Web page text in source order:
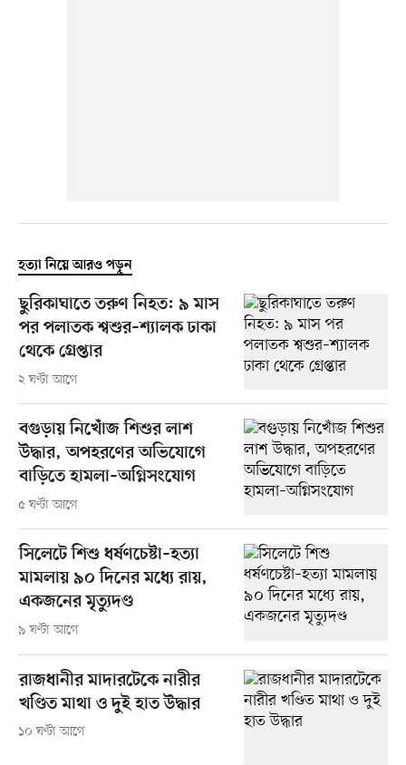
হত্যা নিয়ে আরও পড়ুন
ছুরিকাঘাতে তরুণ নিহত: ৯ মাস
পর পলাতক শ্বশুর–শ্যালক ঢাকা
থেকে গ্রেপ্তার
২ ঘণ্টা আগে
বগুড়ায় নিখোঁজ শিশুর লাশ
উদ্ধার, অপহরণের অভিযোগে
বাড়িতে হামলা–অগ্নিসংযোগ
৫ ঘণ্টা আগে
সিলেটে শিশু ধর্ষণচেষ্টা–হত্যা
মামলায় ৯০ দিনের মধ্যে রায়,
একজনের মৃত্যুদণ্ড
৯ ঘণ্টা আগে
রাজধানীর মাদারটেকে নারীর
খণ্ডিত মাথা ও দুই হাত উদ্ধার
১০ ঘণ্টা আগে